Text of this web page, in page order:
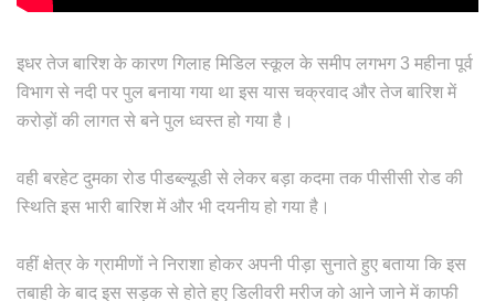
इधर तेज बारिश के कारण गिलाह मिडिल स्कूल के समीप लगभग 3 महीना पूर्व
विभाग से नदी पर पुल बनाया गया था इस यास चक्रवाद और तेज बारिश में
करोड़ों की लागत से बने पुल ध्वस्त हो गया है।
वही बरहेट दुमका रोड पीडब्ल्यूडी से लेकर बड़ा कदमा तक पीसीसी रोड की
स्थिति इस भारी बारिश में और भी दयनीय हो गया है।
वहीं क्षेत्र के ग्रामीणों ने निराशा होकर अपनी पीड़ा सुनाते हुए बताया कि इस
तबाही के बाद इस सड़क से होते हुए डिलीवरी मरीज को आने जाने में काफी